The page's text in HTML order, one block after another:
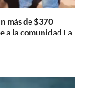
más de $370
a la comunidad La